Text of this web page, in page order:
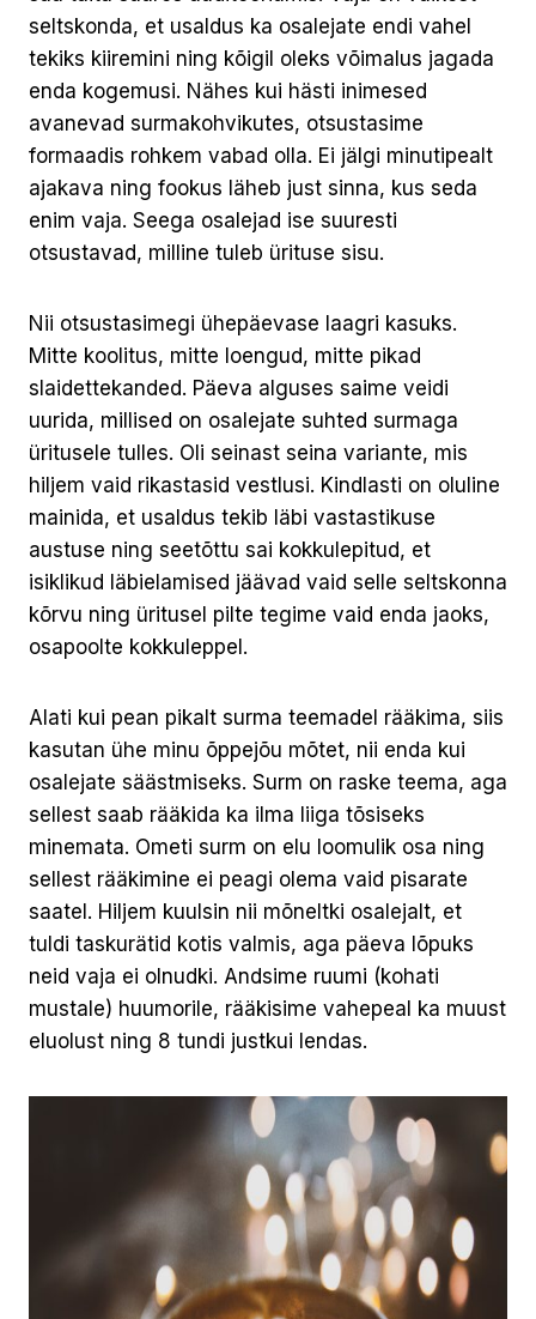
seltskonda, et usaldus ka osalejate endi vahel
tekiks kiiremini ning kõigil oleks võimalus jagada
enda kogemusi. Nähes kui hästi inimesed
avanevad surmakohvikutes, otsustasime
formaadis rohkem vabad olla. Ei jälgi minutipealt
ajakava ning fookus läheb just sinna, kus seda
enim vaja. Seega osalejad ise suuresti
otsustavad, milline tuleb ürituse sisu.
Nii otsustasimegi ühepäevase laagri kasuks.
Mitte koolitus, mitte loengud, mitte pikad
slaidettekanded. Päeva alguses saime veidi
uurida, millised on osalejate suhted surmaga
üritusele tulles. Oli seinast seina variante, mis
hiljem vaid rikastasid vestlusi. Kindlasti on oluline
mainida, et usaldus tekib läbi vastastikuse
austuse ning seetõttu sai kokkulepitud, et
isiklikud läbielamised jäävad vaid selle seltskonna
kõrvu ning üritusel pilte tegime vaid enda jaoks,
osapoolte kokkuleppel.
Alati kui pean pikalt surma teemadel rääkima, siis
kasutan ühe minu õppejõu mõtet, nii enda kui
osalejate säästmiseks. Surm on raske teema, aga
sellest saab rääkida ka ilma liiga tõsiseks
minemata. Ometi surm on elu loomulik osa ning
sellest rääkimine ei peagi olema vaid pisarate
saatel. Hiljem kuulsin nii mõneltki osalejalt, et
tuldi taskurätid kotis valmis, aga päeva lõpuks
neid vaja ei olnudki. Andsime ruumi (kohati
mustale) huumorile, rääkisime vahepeal ka muust
eluolust ning 8 tundi justkui lendas.